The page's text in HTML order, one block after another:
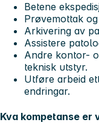
Betene
Prøvemottak
Arkivering av
Assistere
Andre kontor-
teknisk utstyr.
Utføre arbeid
endringar.
Kva kompetanse er